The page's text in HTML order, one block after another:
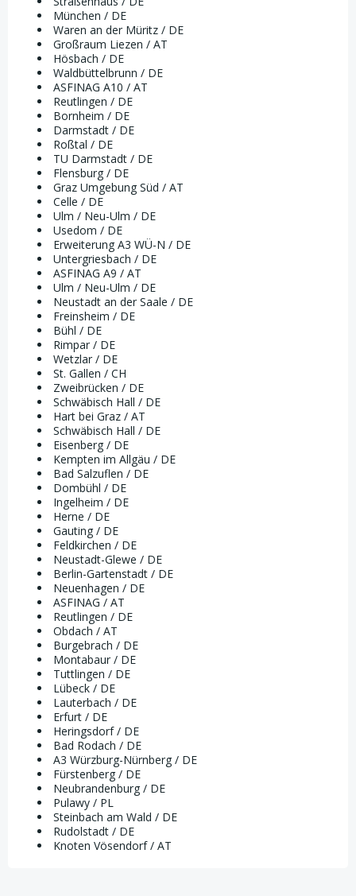
München / DE
Waren an der Müritz / DE
Großraum Liezen / AT
Hösbach / DE
Waldbüttelbrunn / DE
ASFINAG A10 / AT
Reutlingen / DE
Bornheim / DE
Darmstadt / DE
Roßtal / DE
TU Darmstadt / DE
Flensburg / DE
Graz Umgebung Süd / AT
Celle / DE
Ulm / Neu-Ulm / DE
Usedom / DE
Erweiterung A3 WÜ-N / DE
Untergriesbach / DE
ASFINAG A9 / AT
Ulm / Neu-Ulm / DE
Neustadt an der Saale / DE
Freinsheim / DE
Bühl / DE
Rimpar / DE
Wetzlar / DE
St. Gallen / CH
Zweibrücken / DE
Schwäbisch Hall / DE
Hart bei Graz / AT
Schwäbisch Hall / DE
Eisenberg / DE
Kempten im Allgäu / DE
Bad Salzuflen / DE
Dombühl / DE
Ingelheim / DE
Herne / DE
Gauting / DE
Feldkirchen / DE
Neustadt-Glewe / DE
Berlin-Gartenstadt / DE
Neuenhagen / DE
ASFINAG / AT
Reutlingen / DE
Obdach / AT
Burgebrach / DE
Montabaur / DE
Tuttlingen / DE
Lübeck / DE
Lauterbach / DE
Erfurt / DE
Heringsdorf / DE
Bad Rodach / DE
A3 Würzburg-Nürnberg / DE
Fürstenberg / DE
Neubrandenburg / DE
Pulawy / PL
Steinbach am Wald / DE
Rudolstadt / DE
Knoten Vösendorf / AT